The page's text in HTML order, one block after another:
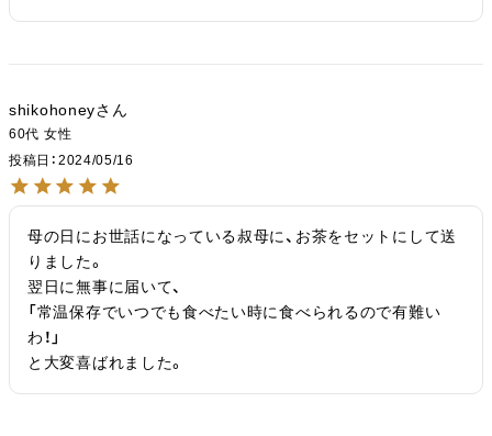
shikohoney
60代 女性
投稿日
2024/05/16
母の日にお世話になっている叔母に、お茶をセットにして送
りました。
翌日に無事に届いて、
「常温保存でいつでも食べたい時に食べられるので有難い
わ！」
と大変喜ばれました。